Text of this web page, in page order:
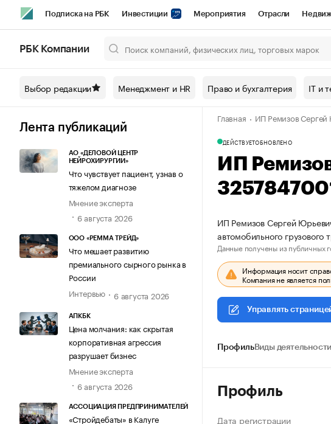
Подписка на РБК Инвестиции Мероприятия Отрасли
Спецпроекты СПб Конференции СПб Спецпроекты Проверка
Технологии и медиа Рынок наличной валюты
РБК Компании
Выбор редакции Менеджмент и HR Право и бухгалтерия IT и
Лента публикаций
АО «ДЕЛОВОЙ ЦЕНТР
НЕЙРОХИРУРГИИ»
Что чувствует пациент, узнав о
тяжелом диагнозе
Мнение эксперта
6 августа 2026
ООО «РЕММА ТРЕЙД»
Что мешает развитию
премиального сырного рынка в
России
Интервью
6 августа 2026
АПКБК
Цена молчания: как скрытая
корпоративная агрессия
разрушает бизнес
Мнение эксперта
6 августа 2026
АССОЦИАЦИЯ ПРЕДПРИНИМАТЕЛЕЙ
«Стройдебаты» в Калуге
Главная ИП Ремизов Сергей
ДЕЙСТВУЕТОБНОВЛЕНО
ИП
ИП Ремизов Сергей
автомобильного
Данные получены из публичных
Информация носит
Компания не является
Управлять
ПрофильВиды деятельности
Профиль
Дата регистрации